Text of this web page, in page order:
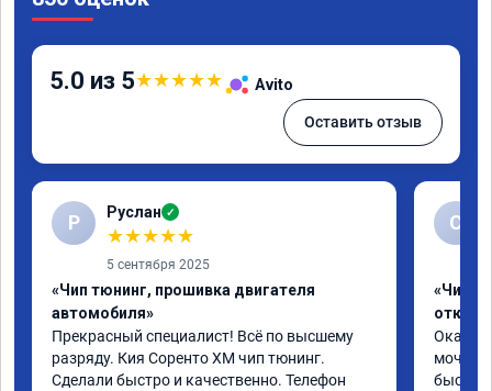
5.0 из 5★★★★★ Avito
Оставить отзыв
Р Руслан ✓
★★★★★
5 сентября 2025
«Чип тюнинг, прошивка двигателя
автомобиля»
Прекрасный специалист! Всё по высшему
разряду. Кия Соренто XM чип тюнинг.
Сделали быстро и качественно. Телефон
С
«Чип
быстро